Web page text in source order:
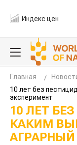
Индекс цен
Главная
10 лет без
эксперимент
10 ЛЕТ
КАКИМ